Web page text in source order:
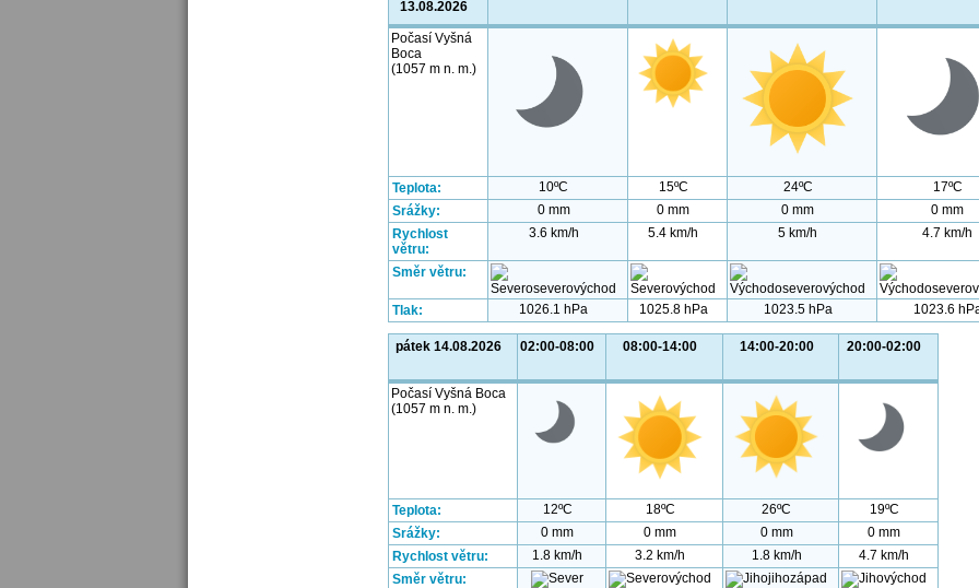
13.08.2026
Počasí Vyšná
Boca
(1057 m n. m.)
Teplota: 10ºC 15ºC 24ºC
17ºC
Srážky:
0 mm 0 mm 0 mm
0 mm
Rychlost
větru:
3.6 km/h 5.4 km/h 5 km/h 4.7 km/h
Směr větru:
Tlak: 1026.1 hPa 1025.8 hPa 1023.5 hPa 1023.6
pátek 14.08.2026 02:00-08:00 08:00-14:00 14:00-20:00 20:00-02:00
Počasí Vyšná Boca
(1057 m n. m.)
Teplota: 12ºC 18ºC 26ºC
19ºC
Srážky:
0 mm 0 mm 0 mm
0 mm
Rychlost větru:
1.8 km/h 3.2 km/h 1.8 km/h
4.7 km/h
Směr větru: